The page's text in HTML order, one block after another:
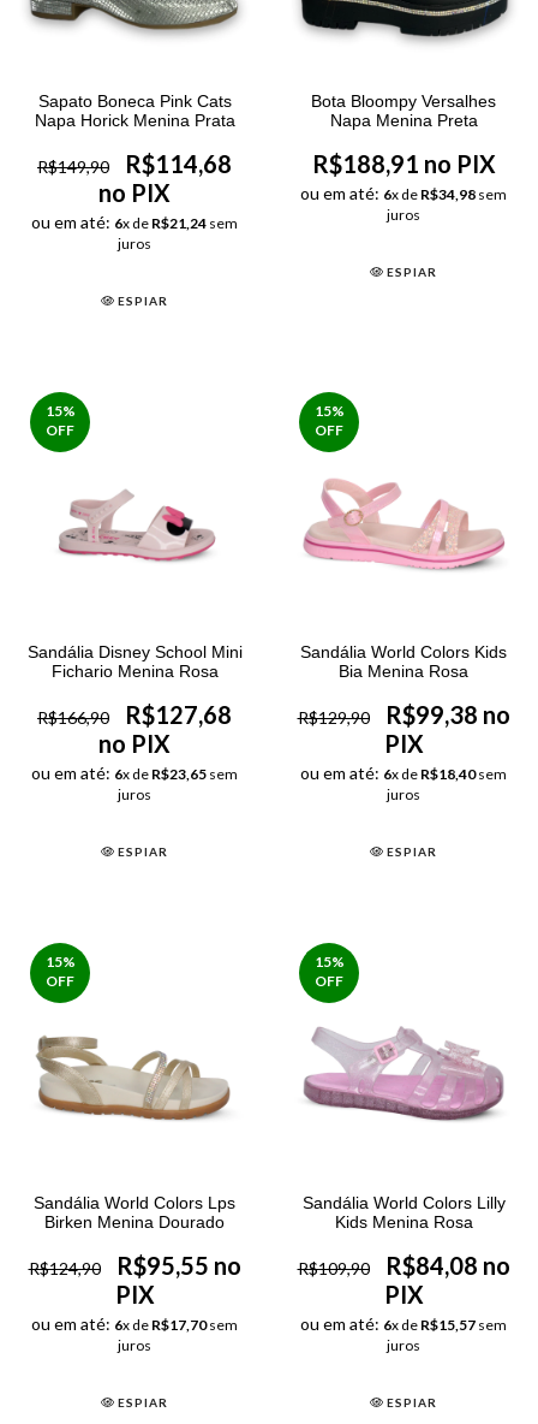
Sapato Boneca Pink Cats
Napa Horick Menina Prata
R$149,90
R$114,68
no PIX
ou em até: 6x de R$21,24 sem
juros
ESPIAR
Bota Bloompy Versalhes
Napa Menina Preta
R$188,91 no PIX
ou em até: 6x de R$34,98 sem
juros
ESPIAR
15%
OFF
Sandália Disney School Mini
Fichario Menina Rosa
R$166,90
R$127,68
no PIX
ou em até: 6x de R$23,65 sem
juros
ESPIAR
15%
OFF
Sandália World Colors Kids
Bia Menina Rosa
R$129,90
R$99,38 no
PIX
ou em até: 6x de R$18,40sem
juros
ESPIAR
15%
OFF
Sandália World Colors Lps
Birken Menina Dourado
R$124,90
R$95,55 no
PIX
ou em até: 6x de R$17,70sem
juros
ESPIAR
15%
OFF
Sandália World Colors Lilly
Kids Menina Rosa
R$109,90
R$84,08 no
PIX
ou em até: 6x de R$15,57 sem
juros
ESPIAR